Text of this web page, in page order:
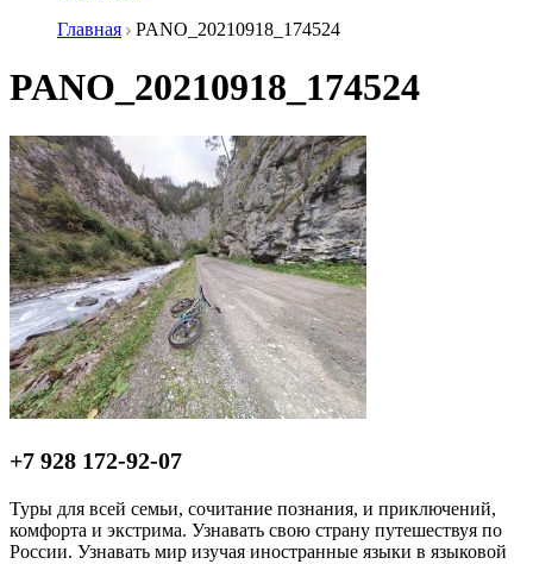
Главная
PANO_20210918_174524
PANO_20210918_174524
+7 928 172-92-07
Туры для всей семьи, сочитание познания, и приключений,
комфорта и экстрима. Узнавать свою страну путешествуя по
России. Узнавать мир изучая иностранные языки в языковой